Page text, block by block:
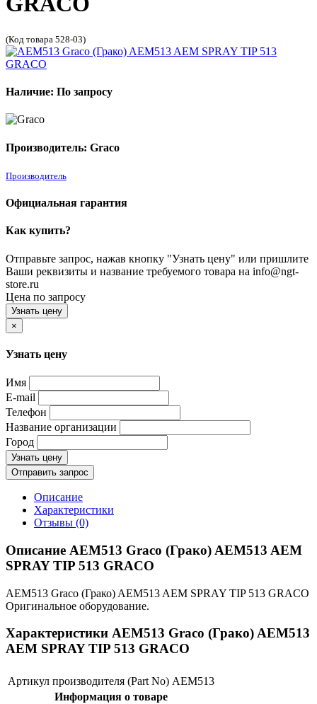
(Код товара 528-03)
Наличие: По запросу
Производитель: Graco
Производитель
Официальная гарантия
Как купить?
Отправьте запрос, нажав кнопку "Узнать цену" или пришлите
Ваши реквизиты и название требуемого товара на info@ngt-
store.ru
Цена по запросу
Узнать цену
×
Узнать цену
Имя
E-mail
Телефон
Название организации
Город
Узнать цену
Отправить запрос
Описание
Характеристики
Отзывы (0)
Описание AEM513 Graco (Грако) AEM513 AEM
SPRAY TIP 513 GRACO
AEM513 Graco (Грако) AEM513 AEM SPRAY TIP 513 GRACO
Оригинальное оборудование.
Характеристики AEM513 Graco (Грако) AEM513
AEM SPRAY TIP 513 GRACO
Артикул производителя (Part No) AEM513
Информация о товаре